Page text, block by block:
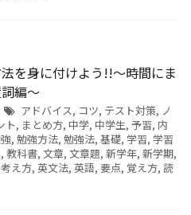
を身に付けよう!!～時間にま
編～
アドバイス, コツ, テスト対策, ノ
ト, まとめ方, 中学, 中学生, 予習, 内
, 勉強方法, 勉強法, 基礎, 学習, 学習
, 教科書, 文章, 文章題, 新学年, 新学期,
考え方, 英文法, 英語, 要点, 覚え方, 読